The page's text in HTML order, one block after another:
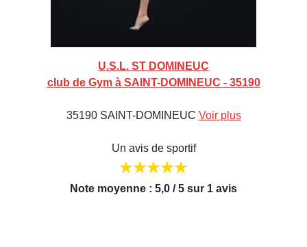
U.S.L. ST DOMINEUC
club de Gym à SAINT-DOMINEUC - 35190
35190 SAINT-DOMINEUC Voir plus
Un avis de sportif
Note moyenne : 5,0 / 5 sur 1 avis